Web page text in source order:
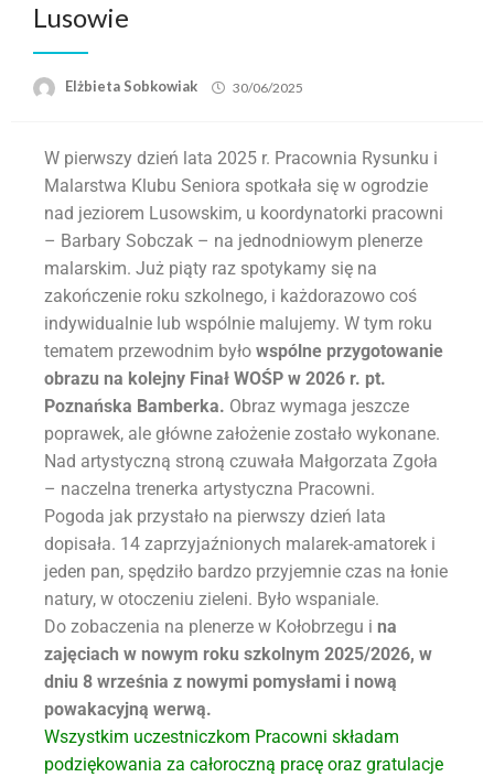
Lusowie
Elżbieta Sobkowiak 30/06/2025
W pierwszy dzień lata 2025 r. Pracownia Rysunku i
Malarstwa Klubu Seniora spotkała się w ogrodzie
nad jeziorem Lusowskim, u koordynatorki pracowni
– Barbary Sobczak – na jednodniowym plenerze
malarskim. Już piąty raz spotykamy się na
zakończenie roku szkolnego, i każdorazowo coś
indywidualnie lub wspólnie malujemy. W tym roku
tematem przewodnim było wspólne przygotowanie
obrazu na kolejny Finał WOŚP w 2026 r. pt.
Poznańska Bamberka. Obraz wymaga jeszcze
poprawek, ale główne założenie zostało wykonane.
Nad artystyczną stroną czuwała Małgorzata Zgoła
– naczelna trenerka artystyczna Pracowni.
Pogoda jak przystało na pierwszy dzień lata
dopisała. 14 zaprzyjaźnionych malarek-amatorek i
jeden pan, spędziło bardzo przyjemnie czas na łonie
natury, w otoczeniu zieleni. Było wspaniale.
Do zobaczenia na plenerze w Kołobrzegu i na
zajęciach w nowym roku szkolnym 2025/2026, w
dniu 8 września z nowymi pomysłami i nową
powakacyjną werwą.
Wszystkim uczestniczkom Pracowni składam
podziękowania za całoroczną pracę oraz gratulacje